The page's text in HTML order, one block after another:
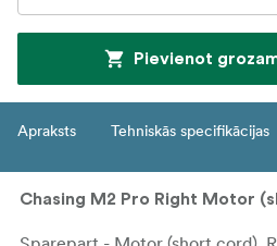
Pievienot
Apraksts Tehniskās specifikācijas
Chasing M2 Pro Right Motor